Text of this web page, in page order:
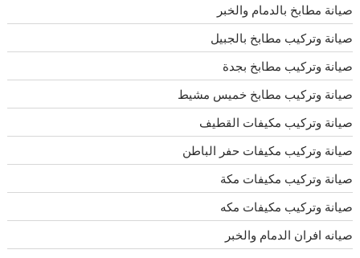
صيانة مطابخ بالدمام والخبر
صيانة وتركيب مطابخ بالجبيل
صيانة وتركيب مطابخ بجدة
صيانة وتركيب مطابخ خميس مشيط
صيانة وتركيب مكيفات القطيف
صيانة وتركيب مكيفات حفر الباطن
صيانة وتركيب مكيفات مكة
صيانة وتركيب مكيفات مكه
صيانه افران الدمام والخبر